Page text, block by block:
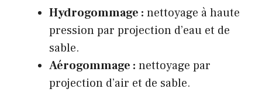
Hydrogommage : nettoyage à haute
pression par projection d’eau et de
sable.
Aérogommage : nettoyage par
projection d’air et de sable.